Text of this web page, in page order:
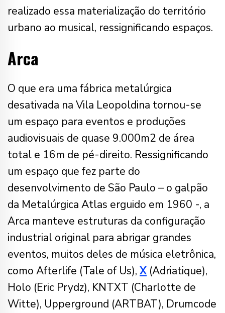
realizado essa materialização do território
urbano ao musical, ressignificando espaços.
Arca
O que era uma fábrica metalúrgica
desativada na Vila Leopoldina tornou-se
um espaço para eventos e produções
audiovisuais de quase 9.000m2 de área
total e 16m de pé-direito. Ressignificando
um espaço que fez parte do
desenvolvimento de São Paulo – o galpão
da Metalúrgica Atlas erguido em 1960 -, a
Arca manteve estruturas da configuração
industrial original para abrigar grandes
eventos, muitos deles de música eletrônica,
como Afterlife (Tale of Us), X (Adriatique),
Holo (Eric Prydz), KNTXT (Charlotte de
Witte), Upperground (ARTBAT), Drumcode